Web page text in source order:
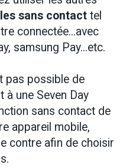
sans contact tel
connectée...avec
samsung Pay...etc.
pas possible de
à une Seven Day
sans contact de
appareil mobile,
contre afin de choisir